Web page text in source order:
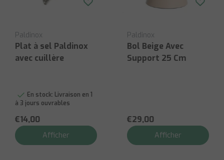
Paldinox
Plat à sel Paldinox
avec cuillère
En stock: Livraison en 1
à 3 jours ouvrables
€14,00
Afficher
Paldinox
Bol Beige Avec
Support 25 Cm
€29,00
Afficher